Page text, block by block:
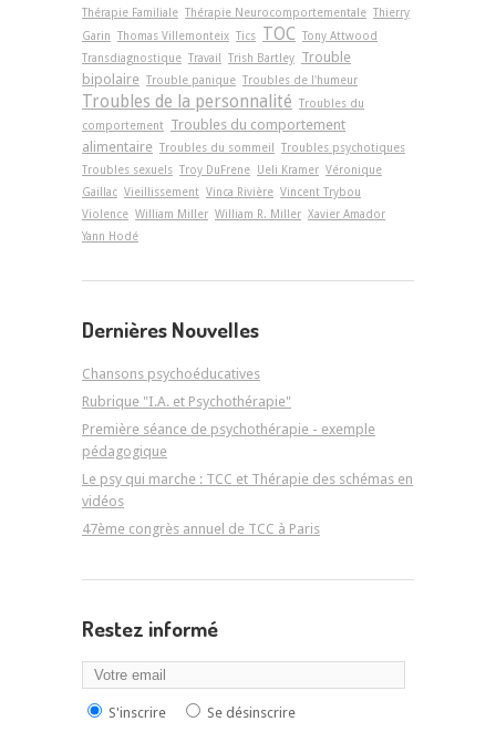
Thérapie Familiale Thérapie Neurocomportementale Thierry
Garin Thomas Villemonteix Tics TOC Tony Attwood
Transdiagnostique Travail Trish Bartley Trouble
bipolaire Trouble panique Troubles de l'humeur
Troubles de la personnalité Troubles du
comportement Troubles du comportement
alimentaire Troubles du sommeil
Troubles psychotiques
Troubles sexuels Troy DuFrene Ueli Kramer Véronique
Gaillac Vieillissement Vinca Rivière Vincent Trybou
Violence William Miller William R. Miller Xavier Amador
Yann Hodé
Dernières Nouvelles
Chansons psychoéducatives
Rubrique "I.A. et Psychothérapie"
Première séance de psychothérapie - exemple
pédagogique
Le psy qui marche : TCC et Thérapie des schémas en
vidéos
47ème congrès annuel de TCC à Paris
Restez informé
S'inscrire Se désinscrire